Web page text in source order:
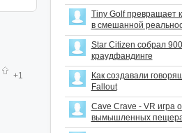
+1
Tiny Golf превращает
в смешанной
Star Citizen собрал
краудфандинге
Как создавали
Fallout
Cave Crave - VR игра
вымышленных